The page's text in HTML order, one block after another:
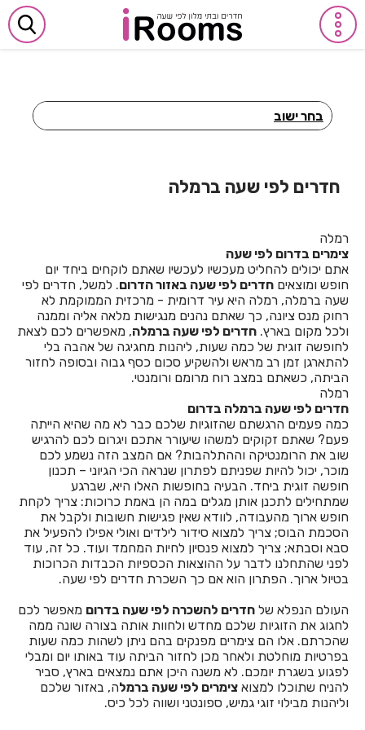
בחר ישוב
חדרים לפי שעה באבן יהודה
חדרים לפי שעה באומץ
חדרים לפי שעה באופקים
חדרים לפי שעה באור יהודה
חדרים לפי שעה באור עקיבא
חדרים לפי שעה באחיטוב
חדרים לפי שעה באילת
חדרים לפי שעה באלישמע
חדרים לפי שעה באלקוש
חדרים לפי שעה באמירים
חדרים לפי שעה באניעם
חדרים לפי שעה באריאל
חדרים לפי שעה באשבול
חדרים לפי שעה באשדוד
חדרים לפי שעה באשקלון
חדרים לפי שעה ברמלה
רמלה
צימרים בדרום לפי שעה
אתם יכולים להחליט מעכשיו לעכשיו שאתם לוקחים ביחד יום
חופש ומוצאים חדרים לפי שעה באזור הדרום. למשל, חדרים לפי
שעה ברמלה, רמלה היא עיר דרומית - מרכזית הממוקמת לא
רחוק מנס ציונה, כך שאתם נהנים מנגישות מלאה אליה וממנה
ולכל מקום בארץ. חדרים לפי שעה ברמלה, מאפשרים לכם לצאת
לחופשה זוגית של כמה שעות, ליהנות מחגיגה של אהבה בלי
להתארגן זמן רב מראש ולהשקיע סכום כסף גבוה ובסופה לחזור
הביתה, כשאתם במצב רוח מרומם ורומנטי.
רמלה
חדרים לפי שעה ברמלה בדרום
כמה פעמים הרגשתם שהזוגיות שלכם כבר לא מה שהיא הייתה
פעם? שאתם זקוקים למשהו שיעורר אתכם ויגרום לכם להרגיש
שוב את הרומנטיקה וההתלהבות? אם המצב הזה נשמע לכם
מוכר, יכול להיות שפניתם לפתרון שנראה הכי הגיוני – תכנון
חופשה זוגית ביחד. הבעיה בחופשות האלו היא, שברגע
שמתחילים לתכנן אותן מגלים במה הן באמת כרוכות: צריך לקחת
חופש ארוך מהעבודה, לוודא שאין פגישות חשובות ולקבל את
הסכמת הבוס; צריך למצוא סידור לילדים ואולי אפילו להפעיל את
סבא וסבתא; צריך למצוא פנסיון לחיות המחמד ועוד. כל זה, עוד
לפני שהתחלנו לדבר על ההוצאות הכספיות הכבדות הכרוכות
בטיול ארוך. הפתרון הוא אם כך השכרת חדרים לפי שעה.
העולם הנפלא של חדרים להשכרה לפי שעה בדרום מאפשר לכם
לחגוג את הזוגיות שלכם מחדש ולחוות אותה בצורה שונה ממה
שהכרתם. אלו הם צימרים מפנקים בהם ניתן לשהות כמה שעות
בפרטיות מוחלטת ולאחר מכן לחזור הביתה עוד באותו יום ומבלי
לפגוע בשגרת יומכם. לא משנה היכן אתם נמצאים בארץ, סביר
להניח שתוכלו למצוא צימרים לפי שעה ברמלה, באזור שלכם
וליהנות מבילוי זוגי גמיש, ספונטני ושווה לכל כיס.